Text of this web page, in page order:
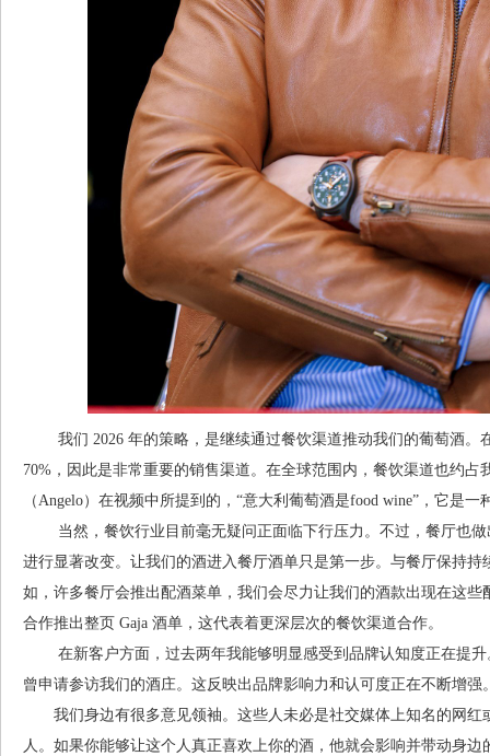
我们 2026 年的策略，是继续通过餐饮渠道推动我们的葡萄酒。
70%，因此是非常重要的销售渠道。在全球范围内，餐饮渠道也约占
（Angelo）在视频中所提到的，“意大利葡萄酒是food wine”，它是
当然，餐饮行业目前毫无疑问正面临下行压力。不过，餐厅也做
进行显著改变。让我们的酒进入餐厅酒单只是第一步。与餐厅保持
如，许多餐厅会推出配酒菜单，我们会尽力让我们的酒款出现在这
合作推出整页 Gaja 酒单，这代表着更深层次的餐饮渠道合作。
在新客户方面，过去两年我能够明显感受到品牌认知度正在提升
曾申请参访我们的酒庄。这反映出品牌影响力和认可度正在不断增强
我们身边有很多意见领袖。这些人未必是社交媒体上知名的网红
人。如果你能够让这个人真正喜欢上你的酒，他就会影响并带动身